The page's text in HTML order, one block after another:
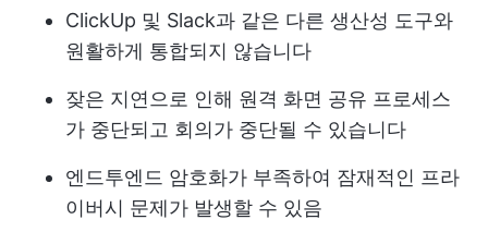
ClickUp 및 Slack과 같은 다른 생산성 도구와
원활하게 통합되지 않습니다
잦은 지연으로 인해 원격 화면 공유 프로세스
가 중단되고 회의가 중단될 수 있습니다
엔드투엔드 암호화가 부족하여 잠재적인 프라
이버시 문제가 발생할 수 있음